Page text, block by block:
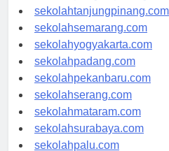
sekolahpangkalpinang.com
sekolahtanjungpinang.com
sekolahsemarang.com
sekolahyogyakarta.com
sekolahpadang.com
sekolahpekanbaru.com
sekolahserang.com
sekolahmataram.com
sekolahsurabaya.com